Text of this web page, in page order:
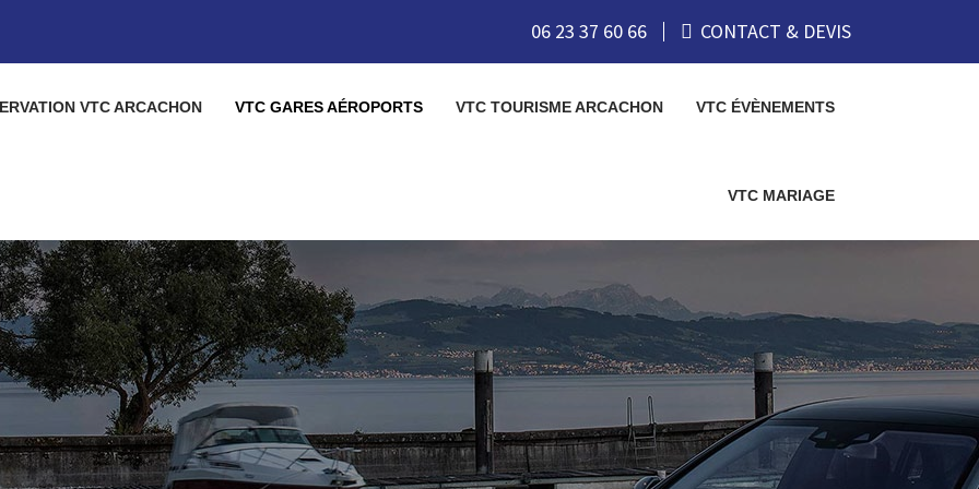
06 23 37 60 66 CONTACT & DEVIS
VTC ARCACHON VTC GARES AÉROPORTS VTC TOURISME ARCACHON VTC ÉVÈNEMENTS
VTC MARIAGE